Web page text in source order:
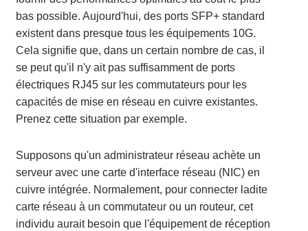
bas possible. Aujourd'hui, des ports SFP+ standard
existent dans presque tous les équipements 10G.
Cela signifie que, dans un certain nombre de cas, il
se peut qu'il n'y ait pas suffisamment de ports
électriques RJ45 sur les commutateurs pour les
capacités de mise en réseau en cuivre existantes.
Prenez cette situation par exemple.
Supposons qu'un administrateur réseau achète un
serveur avec une carte d'interface réseau (NIC) en
cuivre intégrée. Normalement, pour connecter ladite
carte réseau à un commutateur ou un routeur, cet
individu aurait besoin que l'équipement de réception